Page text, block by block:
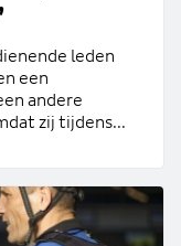
leden
een
andere
zij tijdens...